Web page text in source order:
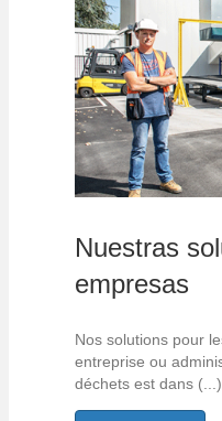
Nuestras
empresas
Nos solutions pour
entreprise ou
déchets est dans (...)